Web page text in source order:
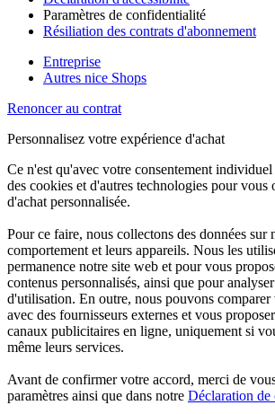
Paramètres de confidentialité
Résiliation des contrats d'abonnement
Entreprise
Autres nice Shops
Renoncer au contrat
Personnalisez votre expérience d'achat
Ce n'est qu'avec votre consentement
des cookies et d'autres technologies pour
d'achat personnalisée.
Pour ce faire, nous collectons des données sur
comportement et leurs appareils. Nous les
permanence notre site web et pour vous
contenus personnalisés, ainsi que pour
d'utilisation. En outre, nous pouvons comparer
avec des fournisseurs externes et vous
canaux publicitaires en ligne, uniquement si
même leurs services.
Avant de confirmer votre accord, merci de
paramètres ainsi que dans notre Déclaration